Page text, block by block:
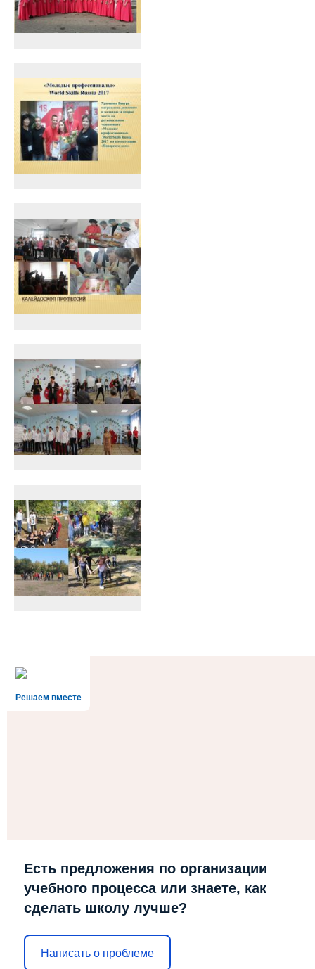
Решаем вместе
Есть предложения по организации
учебного процесса или знаете, как
сделать школу лучше?
Написать о проблеме